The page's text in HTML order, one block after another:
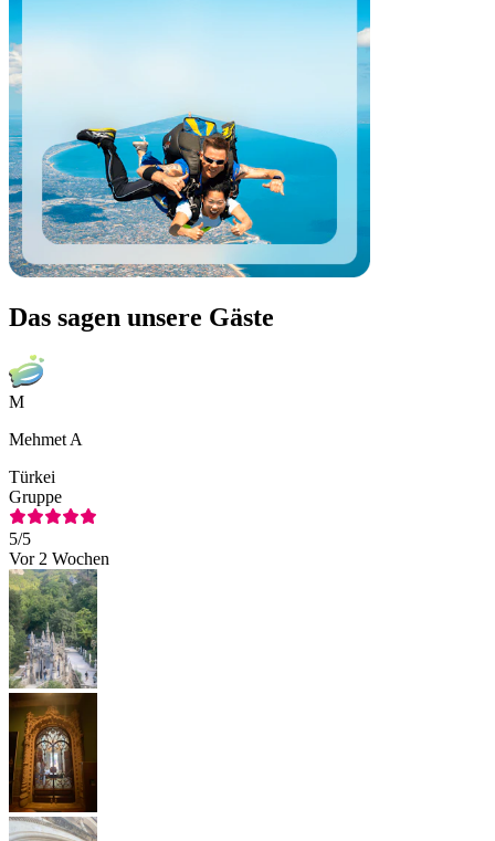
Das sagen unsere Gäste
M
Mehmet A
Türkei
Gruppe
5/5
Vor 2 Wochen